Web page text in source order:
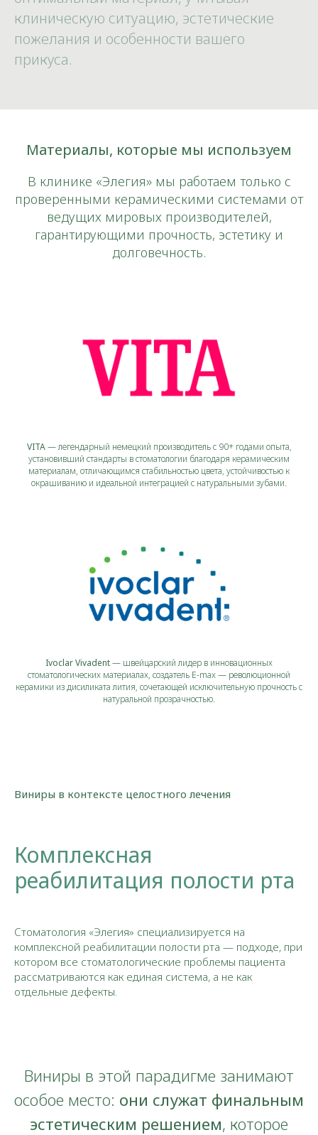
клиническую ситуацию, эстетические
пожелания и особенности вашего
прикуса.
Материалы, которые мы используем
В клинике «Элегия» мы работаем только с
проверенными керамическими системами от
ведущих мировых производителей,
гарантирующими прочность, эстетику и
долговечность.
VITA— легендарный немецкий производитель с 90+ годами опыта,
установивший стандарты в стоматологии благодаря керамическим
материалам, отличающимся стабильностью цвета, устойчивостью к
окрашиванию и идеальной интеграцией с натуральными зубами.
Ivoclar Vivadent— швейцарский лидер в инновационных
стоматологических материалах, создатель E-max — революционной
керамики из дисиликата лития, сочетающей исключительную прочность с
натуральной прозрачностью.
Виниры в контексте целостного лечения
Комплексная
реабилитация полости рта
Стоматология «Элегия» специализируется на
комплексной реабилитации полости рта — подходе, при
котором все стоматологические проблемы пациента
рассматриваются как единая система, а не как
отдельные дефекты.
Виниры в этой парадигме занимают
особое место: они служат финальным
эстетическим решением, которое